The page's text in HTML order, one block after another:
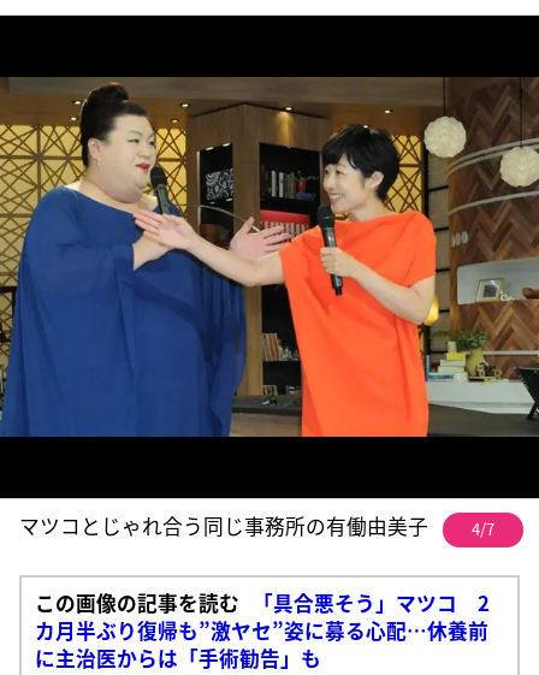
マツコとじゃれ合う同じ事務所の有働由美子 4/7
この画像の記事を読む
「具合悪そう」マツコ 2
カ月半ぶり復帰も”激ヤセ”姿に募る心配…休養前
に主治医からは「手術勧告」も